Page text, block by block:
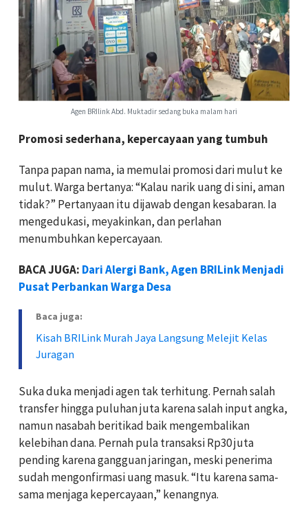
Agen BRIlink Abd. Muktadir sedang buka malam hari
Promosi sederhana, kepercayaan yang tumbuh
Tanpa papan nama, ia memulai promosi dari mulut ke
mulut. Warga bertanya: “Kalau narik uang di sini, aman
tidak?” Pertanyaan itu dijawab dengan kesabaran. Ia
mengedukasi, meyakinkan, dan perlahan
menumbuhkan kepercayaan.
BACA JUGA: Dari Alergi Bank, Agen BRILink Menjadi
Pusat Perbankan Warga Desa
Baca juga:
Kisah BRILink Murah Jaya Langsung Melejit Kelas
Juragan
Suka duka menjadi agen tak terhitung. Pernah salah
transfer hingga puluhan juta karena salah input angka,
namun nasabah beritikad baik mengembalikan
kelebihan dana. Pernah pula transaksi Rp30 juta
pending karena gangguan jaringan, meski penerima
sudah mengonfirmasi uang masuk. “Itu karena sama-
sama menjaga kepercayaan,” kenangnya.